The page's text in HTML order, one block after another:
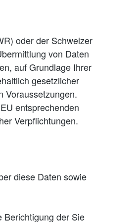
oder der Schweizer
von Daten
auf Grundlage Ihrer
gesetzlicher
Voraussetzungen.
entsprechenden
Verpflichtungen.
diese Daten sowie
Berichtigung der Sie